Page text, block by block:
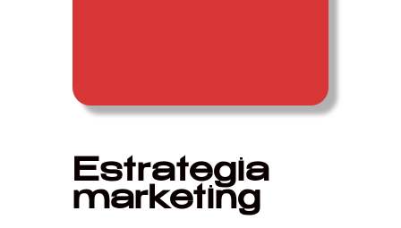
Estrategia
marketing